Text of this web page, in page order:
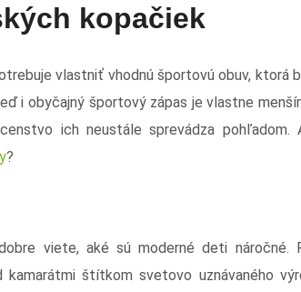
kopačiek
vlastniť vhodnú športovú obuv, ktorá
i obyčajný športový zápas je vlastne
ich neustále sprevádza pohľadom.
?
viete, aké sú moderné deti náročné.
štítkom svetovo uznávaného